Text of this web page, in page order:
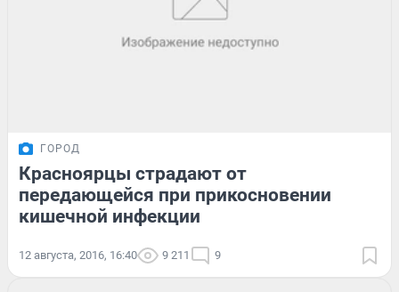
ГОРОД
Красноярцы страдают от
передающейся при прикосновении
кишечной инфекции
12 августа, 2016, 16:40 9 211 9